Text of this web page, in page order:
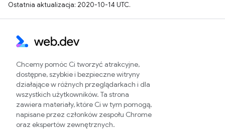
Ostatnia aktualizacja: 2020-10-14 UTC.
Chcemy pomóc Ci tworzyć atrakcyjne,
dostępne, szybkie i bezpieczne witryny
działające w różnych przeglądarkach i dla
wszystkich użytkowników. Ta strona
zawiera materiały, które Ci w tym pomogą,
napisane przez członków zespołu Chrome
oraz ekspertów zewnętrznych.